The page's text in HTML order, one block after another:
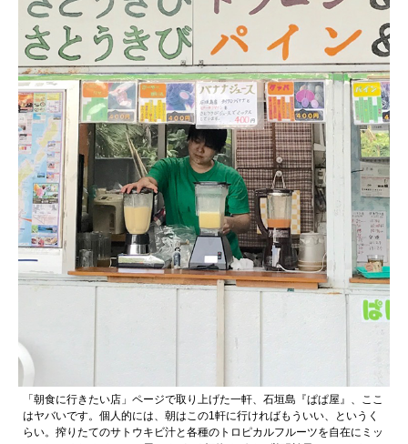
「朝食に行きたい店」ページで取り上げた一軒、石垣島『ぱぱ屋』、ここ
はヤバいです。個人的には、朝はこの1軒に行ければもういい、というく
らい。搾りたてのサトウキビ汁と各種のトロピカルフルーツを自在にミッ